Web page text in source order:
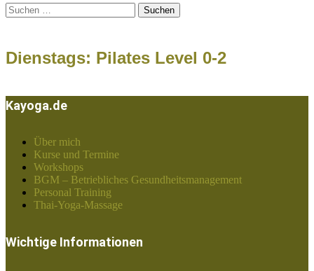
Suchen
nach:
Dienstags: Pilates Level 0-2
Kayoga.de
Über mich
Kurse und Termine
Workshops
BGM – Betriebliches Gesundheitsmanagement
Personal Training
Thai-Yoga-Massage
Wichtige Informationen